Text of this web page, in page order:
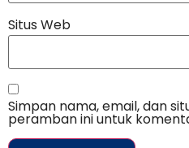
Situs Web
Simpan nama, email, dan
peramban ini untuk